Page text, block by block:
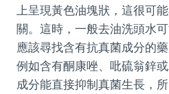
上呈現黃色油塊狀，這很可
關。這時，一般去油洗頭水
應該尋找含有抗真菌成分的
例如含有酮康唑、吡硫翁鋅
成分能直接抑制真菌生長，